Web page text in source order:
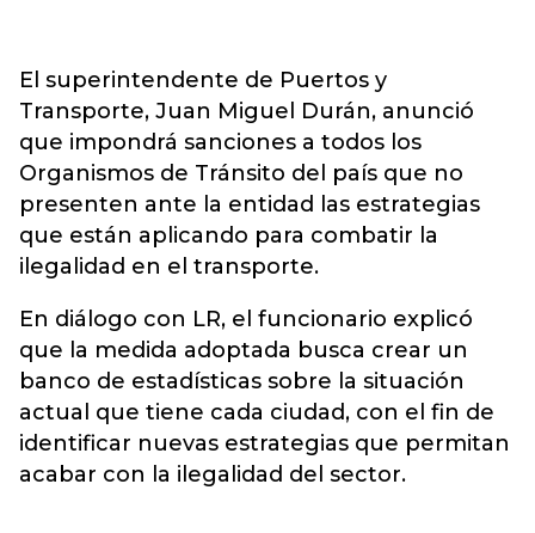
El superintendente de Puertos y
Transporte, Juan Miguel Durán, anunció
que impondrá sanciones a todos los
Organismos de Tránsito del país que no
presenten ante la entidad las estrategias
que están aplicando para combatir la
ilegalidad en el transporte.
En diálogo con LR, el funcionario explicó
que la medida adoptada busca crear un
banco de estadísticas sobre la situación
actual que tiene cada ciudad, con el fin de
identificar nuevas estrategias que permitan
acabar con la ilegalidad del sector.